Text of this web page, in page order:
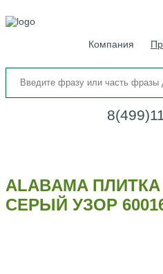
Компания
ALABAMA
СЕРЫЙ УЗОР